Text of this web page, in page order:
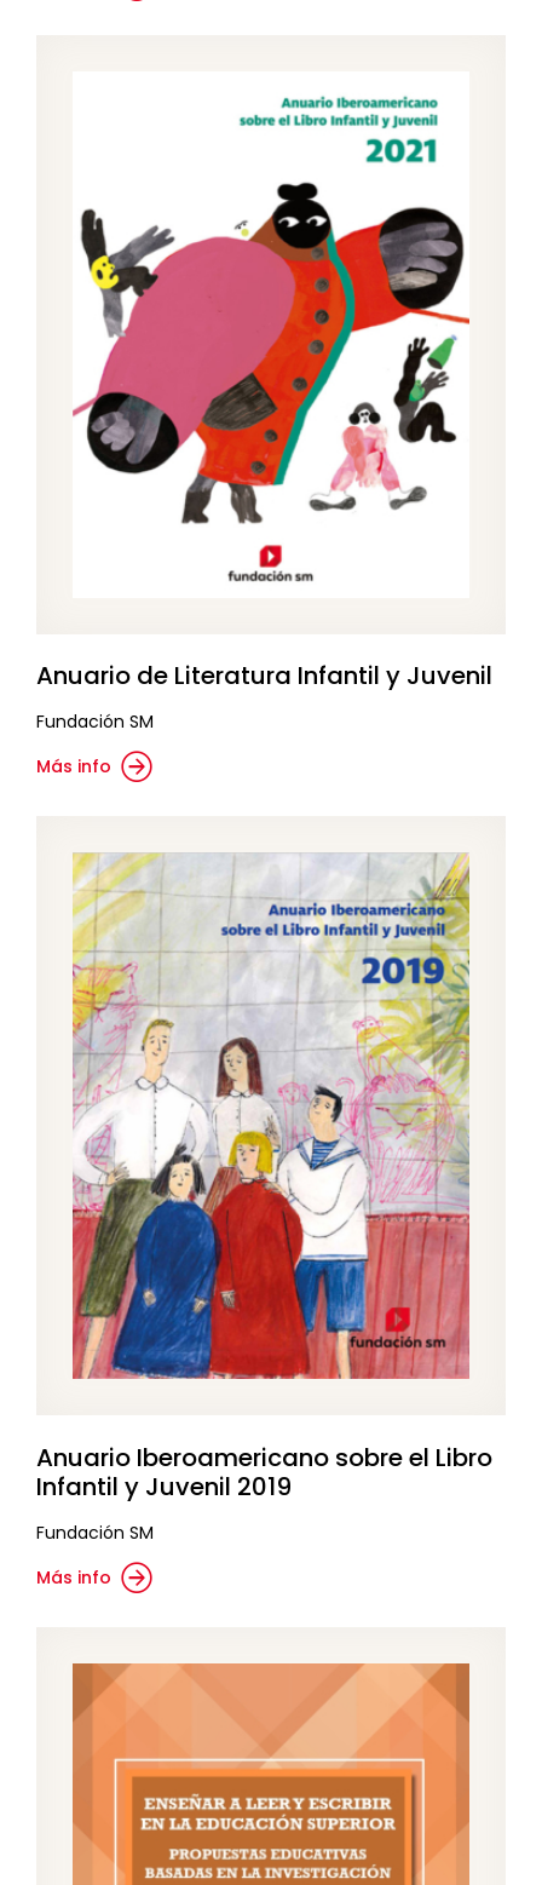
Anuario de Literatura Infantil y Juvenil
Fundación SM
Más info
Anuario Iberoamericano sobre el Libro
Infantil y Juvenil 2019
Fundación SM
Más info